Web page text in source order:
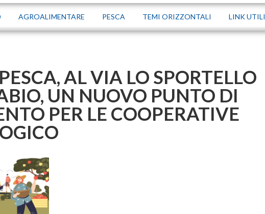
AGROALIMENTARE PESCA TEMI ORIZZONTALI LINK UTILI
AL VIA LO SPORTELLO
UN NUOVO PUNTO DI
PER LE COOPERATIVE